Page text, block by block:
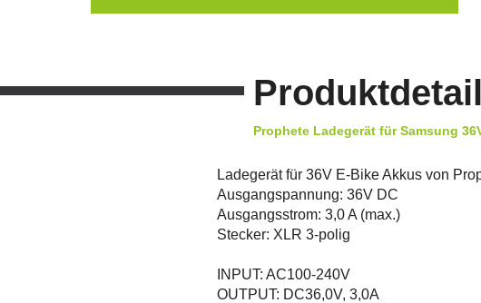
Prophete Ladegerät für Samsung
Ladegerät für 36V E-Bike Akkus von
Ausgangspannung: 36V DC
Ausgangsstrom: 3,0 A (max.)
Stecker: XLR 3-polig
INPUT: AC100-240V
OUTPUT: DC36,0V, 3,0A